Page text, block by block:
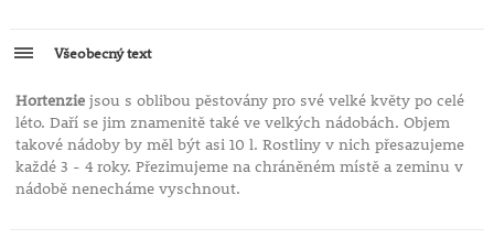
Všeobecný text
Hortenziejsou s oblibou pěstovány pro své velké květy po celé
léto. Daří se jim znamenitě také ve velkých nádobách. Objem
takové nádoby by měl být asi 10 l. Rostliny v nich přesazujeme
každé 3 - 4 roky. Přezimujeme na chráněném místě a zeminu v
nádobě nenecháme vyschnout.